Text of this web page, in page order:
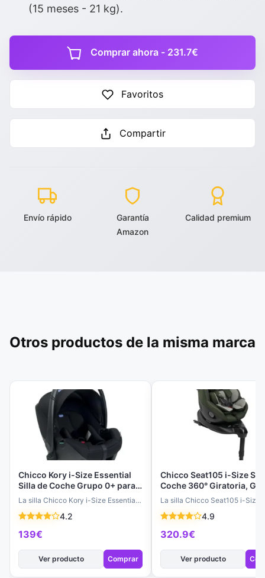
(15 meses - 21 kg).
Comprar ahora - 231.7€
Favoritos
Compartir
Envío rápido
Garantía
Amazon
Calidad premium
Otros productos de la misma marca
Chicco Kory i-Size Essential
Silla de Coche Grupo 0+ para
Bebés 40-80 cm, Portabebés
con Ventilación y Base 360°
(Negro)
La silla Chicco Kory i-Size Essential
seguros y cómodos…
4.2
139€
Ver producto Comprar
Chicco Seat105 i-Size
Coche 360° Giratoria,
0/1/2, 6 Posiciones,
R129, 0-4 Años (40-105
La silla Chicco Seat105 i-Size
tu pequeño, desde el…
4.9
320.9€
Ver producto